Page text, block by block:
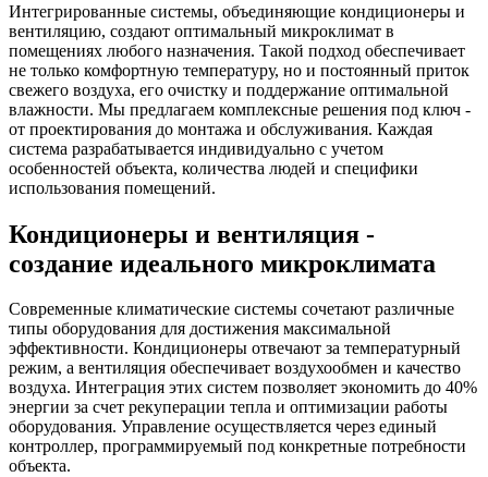
Интегрированные системы, объединяющие кондиционеры и
вентиляцию, создают оптимальный микроклимат в
помещениях любого назначения. Такой подход обеспечивает
не только комфортную температуру, но и постоянный приток
свежего воздуха, его очистку и поддержание оптимальной
влажности. Мы предлагаем комплексные решения под ключ -
от проектирования до монтажа и обслуживания. Каждая
система разрабатывается индивидуально с учетом
особенностей объекта, количества людей и специфики
использования помещений.
Кондиционеры и вентиляция -
создание идеального микроклимата
Современные климатические системы сочетают различные
типы оборудования для достижения максимальной
эффективности. Кондиционеры отвечают за температурный
режим, а вентиляция обеспечивает воздухообмен и качество
воздуха. Интеграция этих систем позволяет экономить до 40%
энергии за счет рекуперации тепла и оптимизации работы
оборудования. Управление осуществляется через единый
контроллер, программируемый под конкретные потребности
объекта.